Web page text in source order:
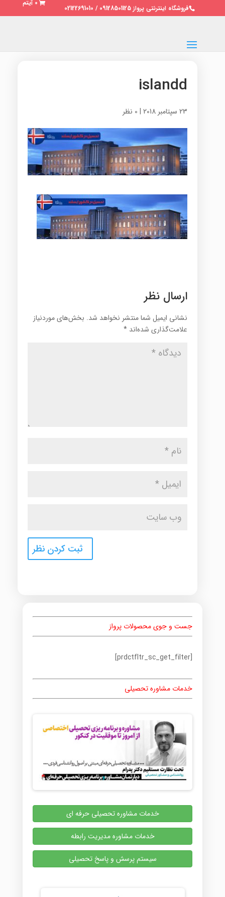
فروشگاه اینترنتی پرواز 09128501125 / 02122691010
0 آیتم
islandd
23 سپتامبر 2018 | 0 نظر
ارسال نظر
نشانی ایمیل شما منتشر نخواهد شد. بخش‌های موردنیاز
علامت‌گذاری شده‌اند *
جست و جوی محصولات پرواز
[prdctfltr_sc_get_filter]
خدمات مشاوره تحصیلی
خدمات مشاوره تحصیلی حرفه ای
خدمات مشاوره مدیریت رابطه
سیستم پرسش و پاسخ تحصیلی